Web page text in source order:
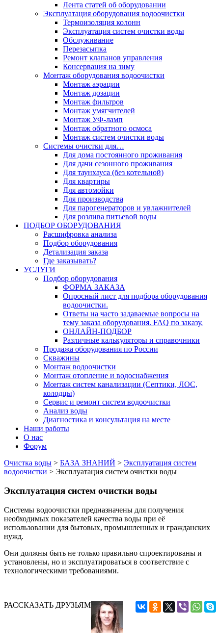
Лента статей об оборудовании
Эксплуатация оборудования водоочистки
Термоизоляция колонн
Эксплуатация систем очистки воды
Обслуживание
Перезасыпка
Ремонт клапанов управления
Консервация на зиму
Монтаж оборудования водоочистки
Монтаж аэрации
Монтаж дозации
Монтаж фильтров
Монтаж умягчителей
Монтаж УФ-ламп
Монтаж обратного осмоса
Монтаж систем очистки воды
Системы очистки для…
Для дома постоянного проживания
Для дачи сезонного проживания
Для таунхауса (без котельной)
Для квартиры
Для автомойки
Для производства
Для парогенераторов и увлажнителей
Для розлива питьевой воды
ПОДБОР ОБОРУДОВАНИЯ
Расшифровка анализа
Подбор оборудования
Детализация заказа
Где заказывать?
УСЛУГИ
Подбор оборудования
ФОРМА ЗАКАЗА
Опросный лист для подбора оборудования
водоочистки.
Ответы на часто задаваемые вопросы на
тему заказа оборудования. FAQ по заказу.
ОНЛАЙН-ПОДБОР
Различные калькуляторы и справочники
Продажа оборудования по России
Скважины
Монтаж водоочистки
Монтаж отопление и водоснабжения
Монтаж систем канализации (Септики, ЛОС,
колодцы)
Сервис и ремонт систем водоочистки
Анализ воды
Диагностика и консультация на месте
Наши работы
О нас
Форум
Очистка воды > БАЗА ЗНАНИЙ > Эксплуатация систем
водоочистки > Эксплуатация систем очистки воды
Эксплуатация систем очистки воды
Системы водоочистки предназначены для получения
необходимых показателей качества воды при её
использовании для бытовых, промышленных и гражданских
нужд.
Они должны быть не только правильно спроектированы и
установлены, но и эксплуатироваться в соответствие с
технологическими требованиями.
РАССКАЗАТЬ ДРУЗЬЯМ